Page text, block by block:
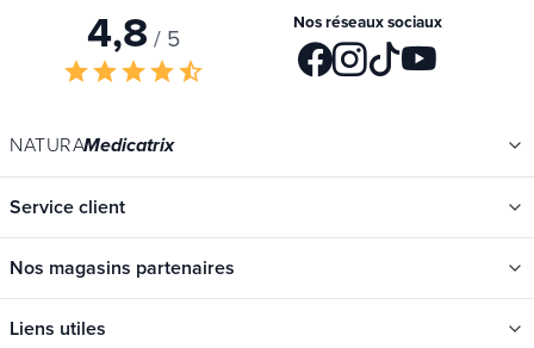
4,8 / 5
starstarstarstarstar_half
Nos réseaux sociaux
NATURAMedicatrix
Service client
Nos magasins partenaires
Liens utiles